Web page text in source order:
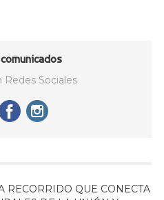
Redes Sociales
RECORRIDO QUE CONECTA